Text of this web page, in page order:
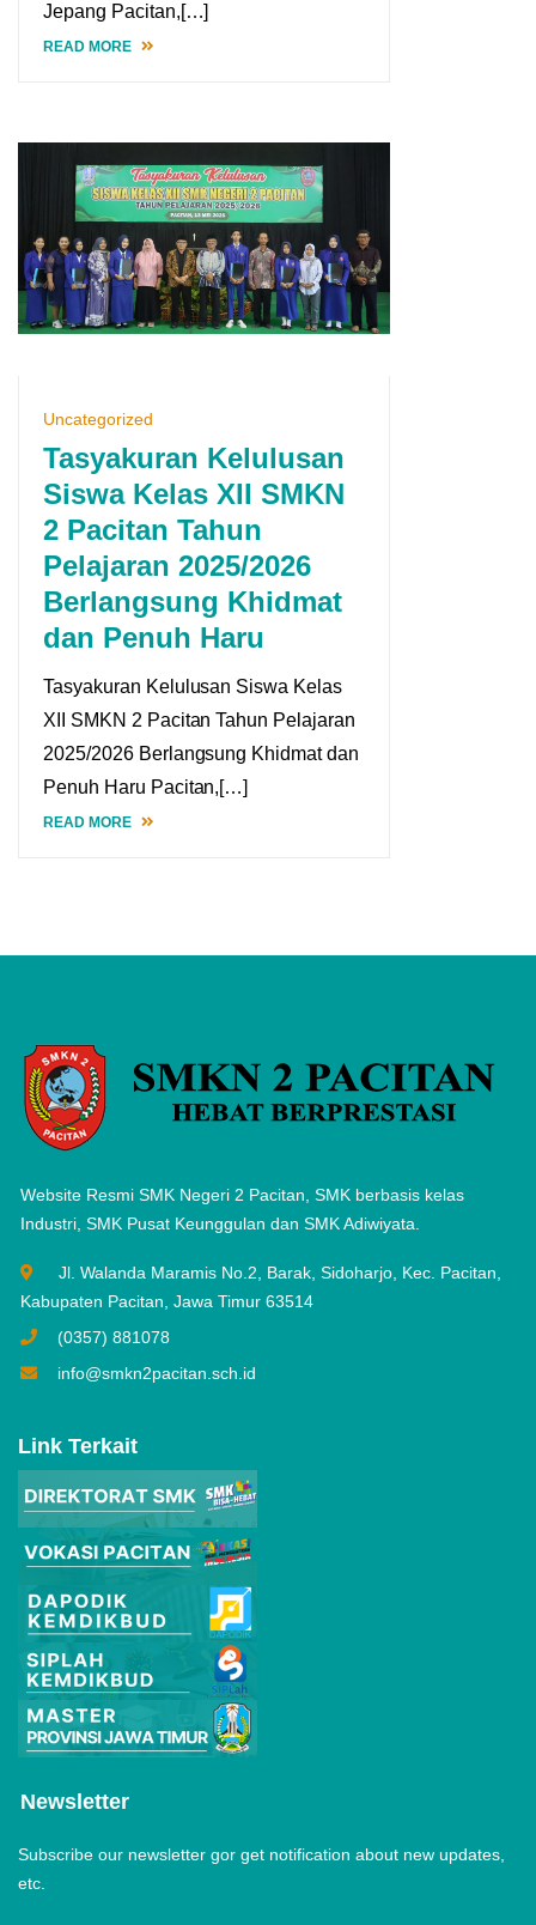
Jepang Pacitan,[…]
READ MORE
Uncategorized
Tasyakuran Kelulusan
Siswa Kelas XII SMKN
2 Pacitan Tahun
Pelajaran 2025/2026
Berlangsung Khidmat
dan Penuh Haru
Tasyakuran Kelulusan Siswa Kelas
XII SMKN 2 Pacitan Tahun Pelajaran
2025/2026 Berlangsung Khidmat dan
Penuh Haru Pacitan,[…]
READ MORE
Website Resmi SMK Negeri 2 Pacitan, SMK berbasis kelas
Industri, SMK Pusat Keunggulan dan SMK Adiwiyata.
Jl. Walanda Maramis No.2, Barak, Sidoharjo, Kec. Pacitan,
Kabupaten Pacitan, Jawa Timur 63514
(0357) 881078
info@smkn2pacitan.sch.id
Link Terkait
Newsletter
Subscribe our newsletter gor get notification about new updates,
etc.